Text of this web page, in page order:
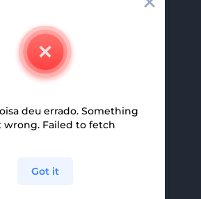
Nos
De Afiliados
deu errado. Something
wrong. Failed to fetch
Got it